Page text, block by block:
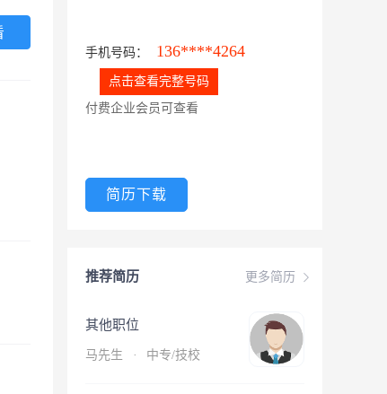
手机号码： 136****4264
点击查看完整号码
付费企业会员可查看
简历下载
更多简历
推荐简历
其他职位
马先生 · 中专/技校